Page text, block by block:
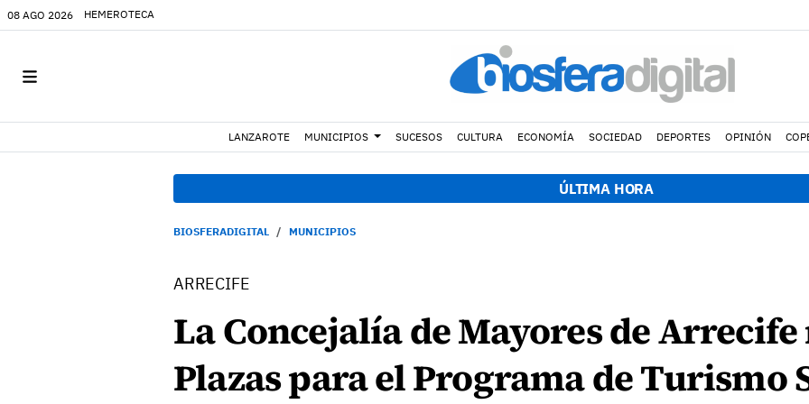
08 AGO 2026 HEMEROTECA
LANZAROTE MUNICIPIOS SUCESOS CULTURA ECONOMÍA SOCIEDAD DEPORTES OPINIÓN
ÚLTIMA HORA
BIOSFERADIGITAL MUNICIPIOS
ARRECIFE
La Concejalía de Mayores de
Plazas para el Programa de Turismo